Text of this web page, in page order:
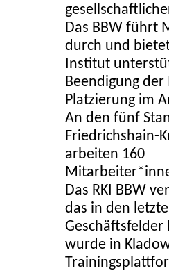
Das BBW führt
durch und
Institut
Beendigung
Platzierung im
An den fünf
Friedrichshain-
arbeiten 160
Das RKI BBW
das in den
wurde in